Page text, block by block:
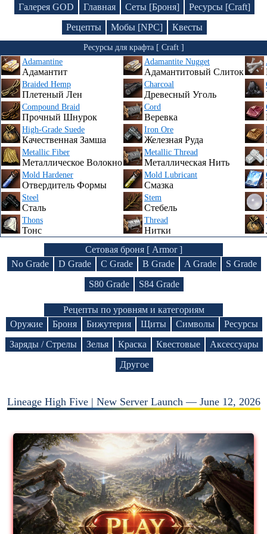
Галерея GOD Главная Сеты [Броня]
Ресурсы [Craft]
Рецепты
Мобы [NPC] Квесты
Ресурсы для крафта [ Craft ]
Adamantine
Адамантит
Adamantite Nugget
Адамантитовый Слиток
Braided Hemp
Плетеный Лен
Charcoal
Древесный Уголь
Compound Braid
Прочный Шнурок
Cord
Веревка
High-Grade Suede
Качественная Замша
Iron Ore
Железная Руда
Metallic Fiber
Металлическое Волокно
Metallic Thread
Металлическая Нить
Mold Hardener
Отвердитель Формы
Mold Lubricant
Смазка
Steel
Сталь
Stem
Стебель
Thons
Тонс
Thread
Нитки
Сетовая броня [ Armor ]
No Grade
D Grade C Grade B Grade A Grade
S Grade
S80 Grade
S84 Grade
Рецепты по уровням и категориям
Оружие
Броня Бижутерия Щиты Символы
Ресурсы
Заряды / Стрелы
Зелья Краска Квестовые
Аксессуары
Другое
Lineage High Five | New Server Launch — June 12, 2026